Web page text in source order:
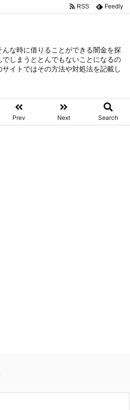
な時に借りることができる闇金を探
しまうととんでもないことになるの
イトではその方法や対処法を記載し
Prev Next Search
RSS Feedly